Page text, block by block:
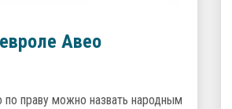
Авео
праву можно назвать народным